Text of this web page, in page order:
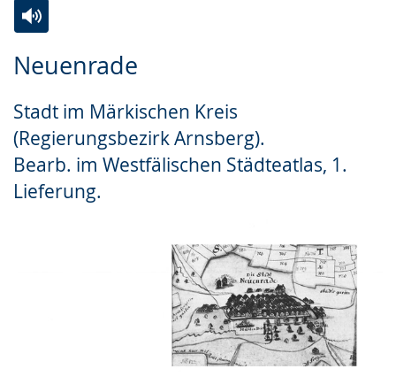
Neuenrade
Stadt im Märkischen Kreis
(Regierungsbezirk Arnsberg).
Bearb. im Westfälischen Städteatlas, 1.
Lieferung.
Leichten
wechseln.
Audio-
Video
Deutscher
Gebärdensprache
wird
angezeigt.